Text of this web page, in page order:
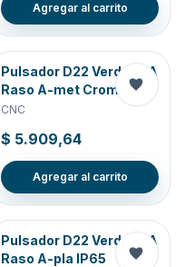
Agregar al carrito
Pulsador D22 Verde 1NA
Raso A-met Cromado
CNC
$ 5.909,64
Agregar al carrito
Pulsador D22 Verde 1NA
Raso A-pla IP65